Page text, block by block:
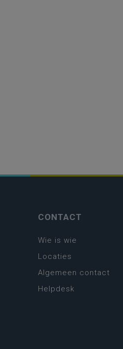
CONTACT
Wie is wie
Locaties
Algemeen contact
Helpdesk